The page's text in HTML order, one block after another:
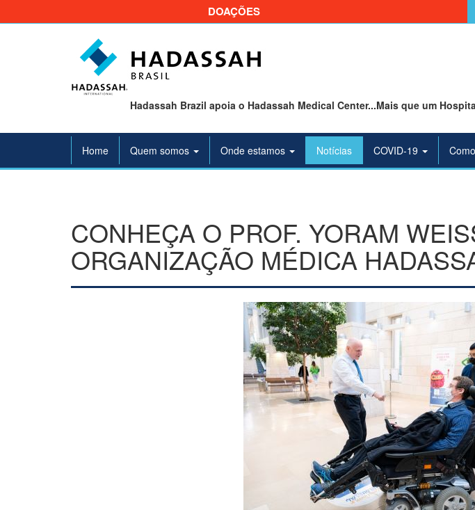
DOAÇÕES
Hadassah Brazil apoia o Hadassah Medical Center...Mais que um
Home Quem somos Onde estamos Notícias COVID-19
CONHEÇA O PROF. YORAM
ORGANIZAÇÃO MÉDICA